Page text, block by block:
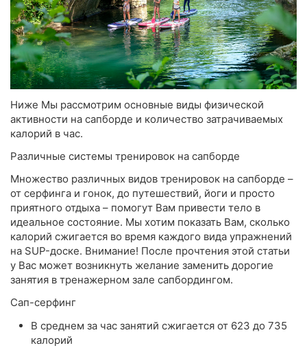
Ниже Мы рассмотрим основные виды физической
активности на сапборде и количество затрачиваемых
калорий в час.
Различные системы тренировок на сапборде
Множество различных видов тренировок на сапборде –
от серфинга и гонок, до путешествий, йоги и просто
приятного отдыха – помогут Вам привести тело в
идеальное состояние. Мы хотим показать Вам, сколько
калорий сжигается во время каждого вида упражнений
на SUP-доске. Внимание! После прочтения этой статьи
у Вас может возникнуть желание заменить дорогие
занятия в тренажерном зале сапбордингом.
Сап-серфинг
В среднем за час занятий сжигается от 623 до 735
калорий